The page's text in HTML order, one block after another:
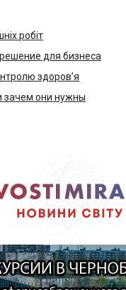
робіт
для бизнеса
здоров’я
зачем они нужны